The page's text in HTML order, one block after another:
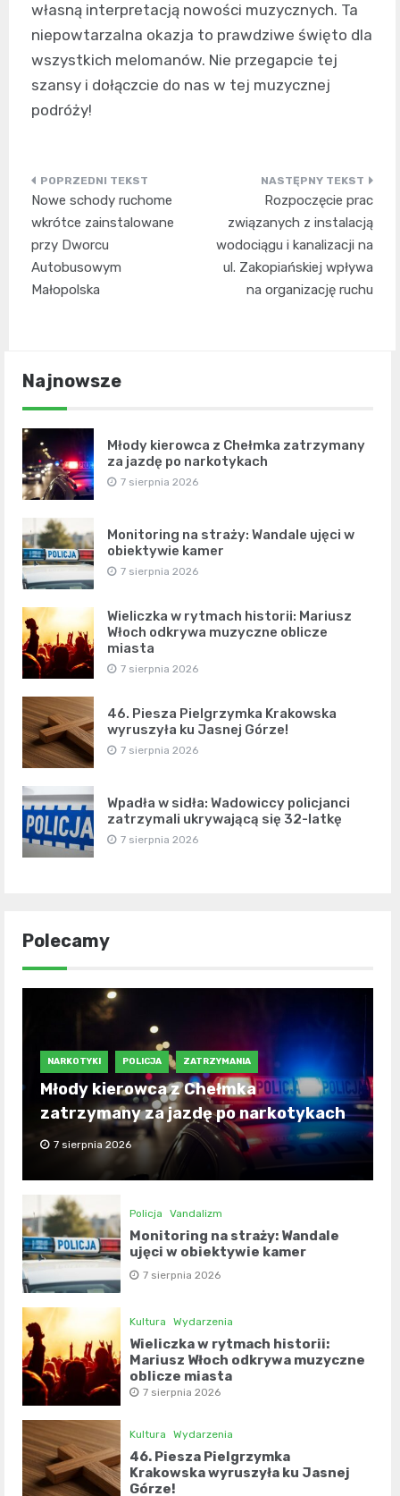
własną interpretacją nowości muzycznych. Ta
niepowtarzalna okazja to prawdziwe święto dla
wszystkich melomanów. Nie przegapcie tej
szansy i dołączcie do nas w tej muzycznej
podróży!
Nawigacja
wpisu
Nowe schody ruchome
wkrótce zainstalowane
przy Dworcu
Autobusowym
Małopolska
Rozpoczęcie prac
związanych z instalacją
wodociągu i kanalizacji na
ul. Zakopiańskiej wpływa
na organizację ruchu
Najnowsze
Młody kierowca z Chełmka zatrzymany
za jazdę po narkotykach
7 sierpnia 2026
Monitoring na straży: Wandale ujęci w
obiektywie kamer
7 sierpnia 2026
Wieliczka w rytmach historii: Mariusz
Włoch odkrywa muzyczne oblicze
miasta
7 sierpnia 2026
46. Piesza Pielgrzymka Krakowska
wyruszyła ku Jasnej Górze!
7 sierpnia 2026
Wpadła w sidła: Wadowiccy policjanci
zatrzymali ukrywającą się 32-latkę
7 sierpnia 2026
Polecamy
NARKOTYKI POLICJA ZATRZYMANIA
Młody kierowca z Chełmka
zatrzymany za jazdę po narkotykach
7 sierpnia 2026
Policja Vandalizm
Monitoring na straży: Wandale
ujęci w obiektywie kamer
7 sierpnia 2026
Kultura Wydarzenia
Wieliczka w rytmach historii:
Mariusz Włoch odkrywa muzyczne
oblicze miasta
7 sierpnia 2026
Kultura Wydarzenia
46. Piesza Pielgrzymka
Krakowska wyruszyła ku Jasnej
Górze!